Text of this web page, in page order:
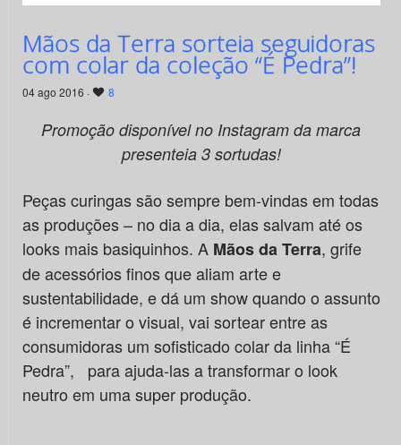
Mãos da Terra sorteia seguidoras
com colar da coleção “É Pedra”!
04 ago 2016 · 8
Promoção disponível no Instagram da marca
presenteia 3 sortudas!
Peças curingas são sempre bem-vindas em todas
as produções – no dia a dia, elas salvam até os
looks mais basiquinhos. A Mãos da Terra, grife
de acessórios finos que aliam arte e
sustentabilidade, e dá um show quando o assunto
é incrementar o visual, vai sortear entre as
consumidoras um sofisticado colar da linha “É
Pedra”, para ajuda-las a transformar o look
neutro em uma super produção.